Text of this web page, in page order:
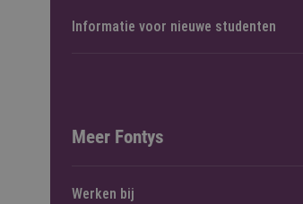
Informatie voor nieuwe studenten
Meer Fontys
Werken bij